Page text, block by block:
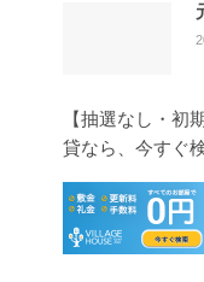
【抽選なし・初
貸なら、今すぐ